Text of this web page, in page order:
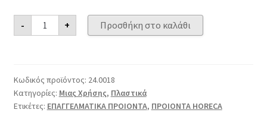
-
Κουβέρ
Διάφανο
100ΤΕΜ
+ Προσθήκη στο καλάθι
Κωδικός προϊόντος: 24.0018
Κατηγορίες: Μιας Χρήσης, Πλαστικά
Ετικέτες: ΕΠΑΓΓΕΛΜΑΤΙΚΑ ΠΡΟΙΟΝΤΑ, ΠΡΟΙΟΝΤΑ HORECA